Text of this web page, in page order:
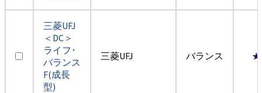
三菱UFJ
＜DC＞
ライフ･
バランス
F(成長
型)
三菱UFJ バランス